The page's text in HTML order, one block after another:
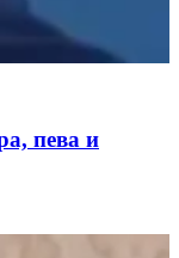
пева и